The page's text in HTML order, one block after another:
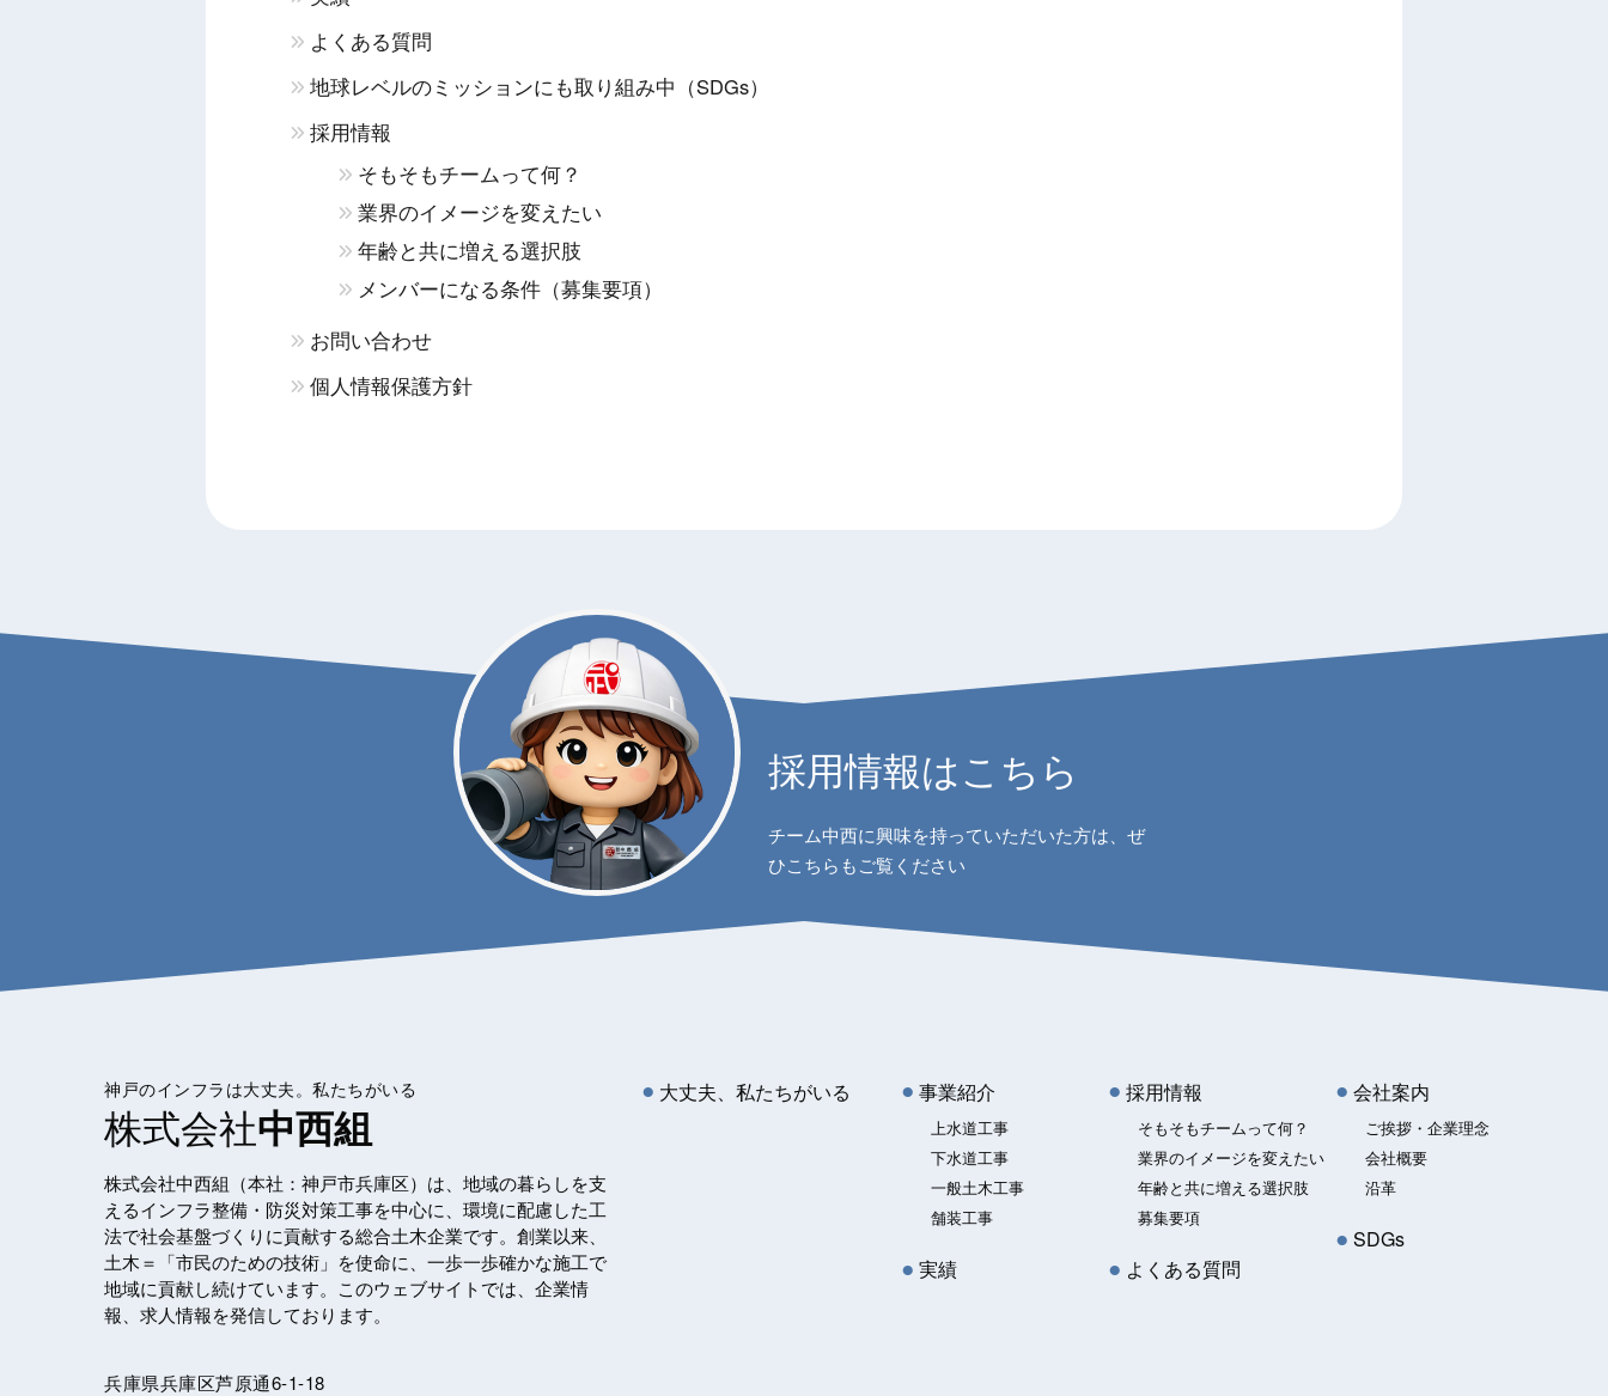
よくある質問
地球レベルのミッションにも取り組み中（SDGs）
採用情報
そもそもチームって何？
業界のイメージを変えたい
年齢と共に増える選択肢
メンバーになる条件（募集要項）
お問い合わせ
個人情報保護方針
採用情報はこちら
チーム中西に興味を持っていただいた方は、ぜ
ひこちらもご覧ください
神戸のインフラは大丈夫。私たちがいる
株式会社中西組
株式会社中西組（本社：神戸市兵庫区）は、地域の暮らしを支
えるインフラ整備・防災対策工事を中心に、環境に配慮した工
法で社会基盤づくりに貢献する総合土木企業です。創業以来、
土木＝「市民のための技術」を使命に、一歩一歩確かな施工で
地域に貢献し続けています。このウェブサイトでは、企業情
報、求人情報を発信しております。
兵庫県兵庫区芦原通6-1-18
大丈夫、私たちがいる 事業紹介
上水道工事
下水道工事
一般土木工事
舗装工事
実績
採用情報
そもそもチームって何？
業界のイメージを変えたい
年齢と共に増える選択肢
募集要項
よくある質問
会社案内
ご挨拶・企業理念
会社概要
沿革
SDGs